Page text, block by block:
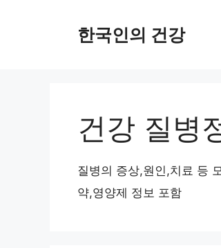
한국인의 건강
건강 질병
질병의 증상,원인,치료 등
약,영양제 정보 포함